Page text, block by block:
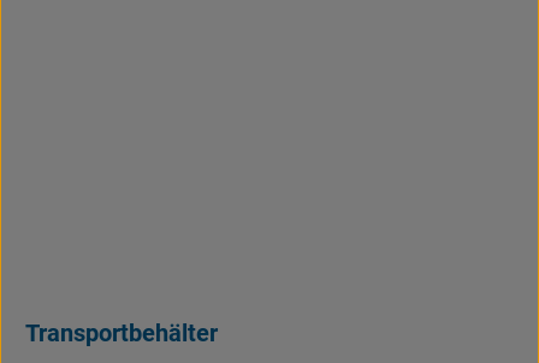
Transportbehälter